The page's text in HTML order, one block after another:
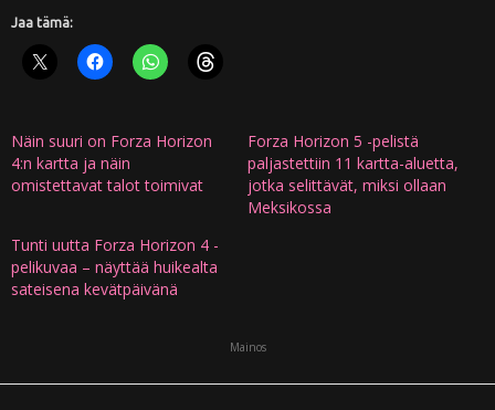
Jaa tämä:
Näin suuri on Forza Horizon
4:n kartta ja näin
omistettavat talot toimivat
Forza Horizon 5 -pelistä
paljastettiin 11 kartta-aluetta,
jotka selittävät, miksi ollaan
Meksikossa
Tunti uutta Forza Horizon 4 -
pelikuvaa – näyttää huikealta
sateisena kevätpäivänä
Mainos